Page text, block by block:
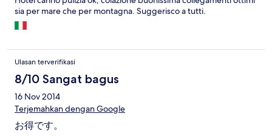
sia per mare che per montagna. Suggerisco a tutti.
Ulasan terverifikasi
8/10 Sangat bagus
16 Nov 2014
Terjemahkan dengan Google
お得です。